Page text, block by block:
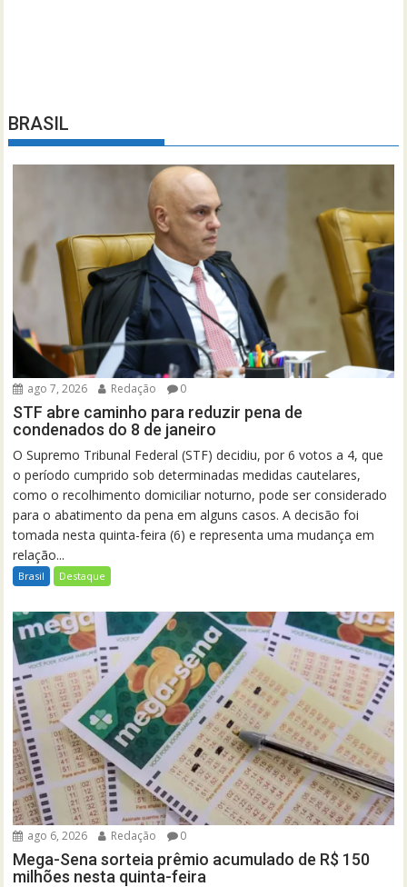
BRASIL
ago 7, 2026 Redação 0
STF abre caminho para reduzir pena de
condenados do 8 de janeiro
O Supremo Tribunal Federal (STF) decidiu, por 6 votos a 4, que
o período cumprido sob determinadas medidas cautelares,
como o recolhimento domiciliar noturno, pode ser considerado
para o abatimento da pena em alguns casos. A decisão foi
tomada nesta quinta-feira (6) e representa uma mudança em
relação...
Brasil Destaque
ago 6, 2026 Redação 0
Mega-Sena sorteia prêmio acumulado de R$ 150
milhões nesta quinta-feira